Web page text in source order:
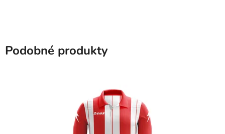
Podobné produkty